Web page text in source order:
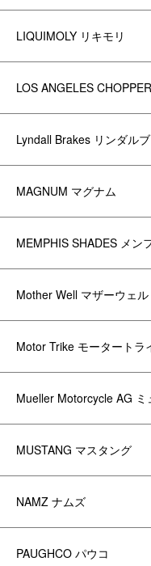
LIQUIMOLY リキモリ
LOS ANGELES
Lyndall Brakes リンダル
MAGNUM マグナム
MEMPHIS SHADES メン
Mother Well マザーウェル
Motor Trike モータートラ
Mueller Motorcycle AG
MUSTANG マスタング
NAMZ ナムズ
PAUGHCO パウコ